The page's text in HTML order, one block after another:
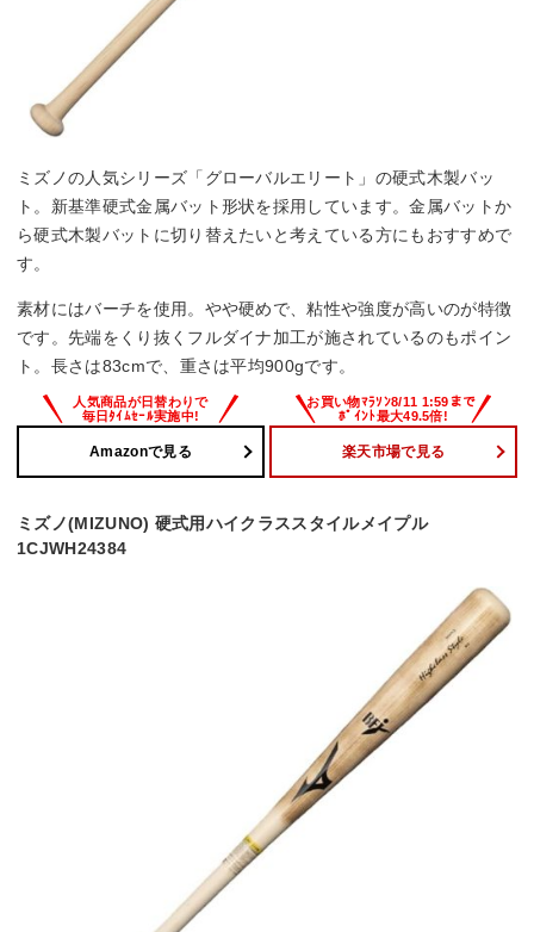
ミズノの人気シリーズ「グローバルエリート」の硬式木製バッ
ト。新基準硬式金属バット形状を採用しています。金属バットか
ら硬式木製バットに切り替えたいと考えている方にもおすすめで
す。
素材にはバーチを使用。やや硬めで、粘性や強度が高いのが特徴
です。先端をくり抜くフルダイナ加工が施されているのもポイン
ト。長さは83cmで、重さは平均900gです。
Amazonで見る 楽天市場で見る
ミズノ(MIZUNO) 硬式用ハイクラススタイルメイプル
1CJWH24384